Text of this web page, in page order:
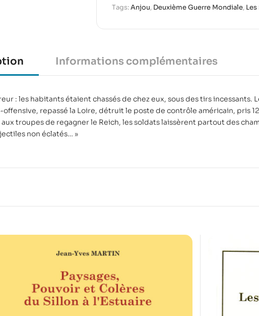
Tags:Anjou, Deuxième Guerre Mondiale,
Informations complémentaires
: les habitants étaient chassés de chez eux, sous des tirs incessants.
repassé la Loire, détruit le poste de contrôle américain, pris
troupes de regagner le Reich, les soldats laissèrent partout des
non éclatés… »